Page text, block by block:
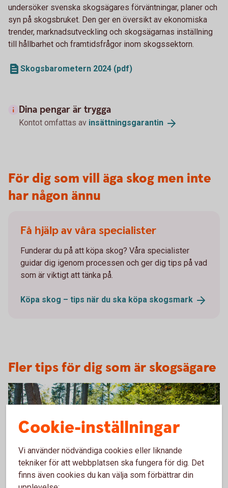
undersöker svenska skogsägares förväntningar, planer och
syn på skogsbruket. Den ger en översikt av ekonomiska
trender, marknadsutveckling och skogsägarnas inställning
till hållbarhet och framtidsfrågor inom skogssektorn.
Skogsbarometern 2024 (pdf)
Dina pengar är trygga
Kontot omfattas av insättningsgarantin
För dig som vill äga skog men inte
har någon ännu
Få hjälp av våra specialister
Funderar du på att köpa skog? Våra specialister
guidar dig igenom processen och ger dig tips på vad
som är viktigt att tänka på.
Köpa skog – tips när du ska köpa skogsmark
Fler tips för dig som är skogsägare
Cookie-inställningar
Vi använder nödvändiga cookies eller liknande
tekniker för att webbplatsen ska fungera för dig. Det
finns även cookies du kan välja som förbättrar din